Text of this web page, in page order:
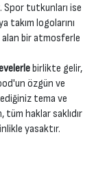
Spor tutkunları ise
takım logolarını
alan bir atmosferle
birlikte gelir,
özgün ve
tema ve
haklar saklıdır
yasaktır.